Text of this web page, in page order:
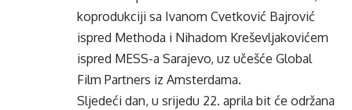
koprodukciji sa Ivanom Cvetković Bajrović
ispred Methoda i Nihadom Kreševljakovićem
ispred MESS-a Sarajevo, uz učešće Global
Film Partners iz Amsterdama.
Sljedeći dan, u srijedu 22. aprila bit će održana